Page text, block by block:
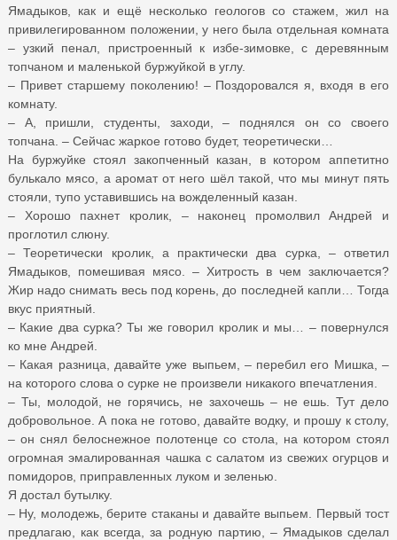
Ямадыков, как и ещё несколько геологов со стажем, жил на
привилегированном положении, у него была отдельная комната
– узкий пенал, пристроенный к избе-зимовке, с деревянным
топчаном и маленькой буржуйкой в углу.
– Привет старшему поколению! – Поздоровался я, входя в его
комнату.
– А, пришли, студенты, заходи, – поднялся он со своего
топчана. – Сейчас жаркое готово будет, теоретически…
На буржуйке стоял закопченный казан, в котором аппетитно
булькало мясо, а аромат от него шёл такой, что мы минут пять
стояли, тупо уставившись на вожделенный казан.
– Хорошо пахнет кролик, – наконец промолвил Андрей и
проглотил слюну.
– Теоретически кролик, а практически два сурка, – ответил
Ямадыков, помешивая мясо. – Хитрость в чем заключается?
Жир надо снимать весь под корень, до последней капли… Тогда
вкус приятный.
– Какие два сурка? Ты же говорил кролик и мы… – повернулся
ко мне Андрей.
– Какая разница, давайте уже выпьем, – перебил его Мишка, –
на которого слова о сурке не произвели никакого впечатления.
– Ты, молодой, не горячись, не захочешь – не ешь. Тут дело
добровольное. А пока не готово, давайте водку, и прошу к столу,
– он снял белоснежное полотенце со стола, на котором стоял
огромная эмалированная чашка с салатом из свежих огурцов и
помидоров, приправленных луком и зеленью.
Я достал бутылку.
– Ну, молодежь, берите стаканы и давайте выпьем. Первый тост
предлагаю, как всегда, за родную партию, – Ямадыков сделал